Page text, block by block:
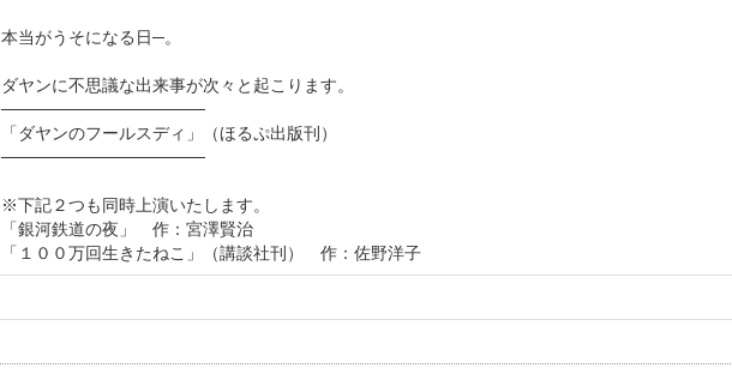
本当がうそになる日─。
ダヤンに不思議な出来事が次々と起こります。
─────────────────
「ダヤンのフールスディ」（ほるぷ出版刊）
─────────────────
※下記２つも同時上演いたします。
「銀河鉄道の夜」 作：宮澤賢治
「１００万回生きたねこ」（講談社刊） 作：佐野洋子